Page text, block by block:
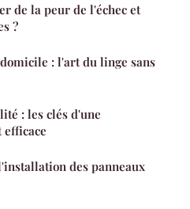
de la peur de l'échec et
?
: l'art du linge sans
: les clés d'une
des panneaux